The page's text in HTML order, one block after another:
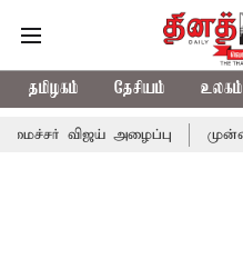
தமிழகம் தேசியம் உலகம்
அழைப்பு முன்னாள்